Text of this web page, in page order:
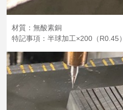
材質：無酸素銅
特記事項：半球加工×200（R0.45）